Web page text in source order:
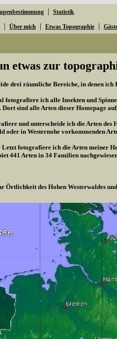
| Statistik
| Über mich | Etwas Topographie |
etwas zur
drei räumliche Bereiche, in denen ich
fotografiere ich alle Insekten und
sind alle Arten dieser Homepage
und unterscheide ich die Arten des
oder in Westernohe vorkommenden
Letzt fotografiere ich die Arten meiner
441 Arten in 34 Familien
Örtlichkeit des Hohen Westerwaldes